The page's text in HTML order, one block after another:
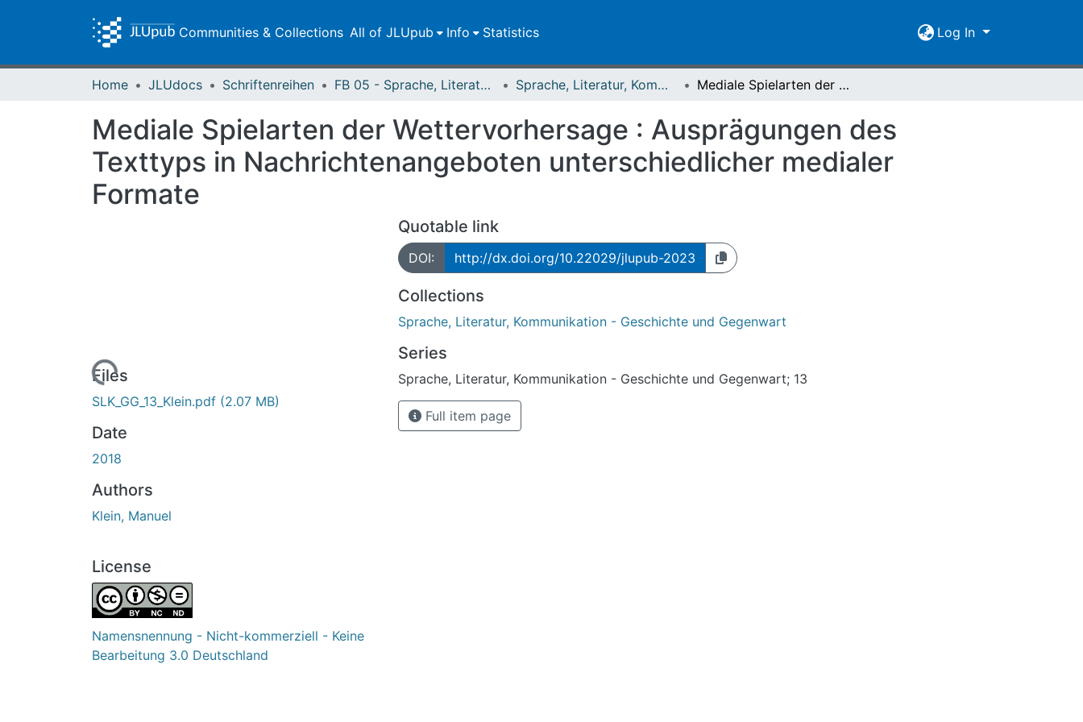
Communities & Collections All of JLUpub Info Statistics Log In
Home JLUdocs Schriftenreihen FB 05 - Sprache, Literatur, Kultur Sprache, Literatur, Kommunikation - Geschichte und Gegenwart Mediale Spielarten der Wettervorhersage : Ausprägungen des Texttyps in Nachrichtenangeboten unterschiedlicher medialer Formate
Mediale Spielarten der Wettervorhersage : Ausprägungen des
Texttyps in Nachrichtenangeboten unterschiedlicher medialer
Formate
Loading...
Files
SLK_GG_13_Klein.pdf (2.07 MB)
Date
2018
Authors
Klein, Manuel
License
Namensnennung - Nicht-kommerziell - Keine
Bearbeitung 3.0 Deutschland
Quotable link
DOI: http://dx.doi.org/10.22029/jlupub-2023
Collections
Sprache, Literatur, Kommunikation - Geschichte und Gegenwart
Series
Sprache, Literatur, Kommunikation - Geschichte und Gegenwart; 13
Full item page